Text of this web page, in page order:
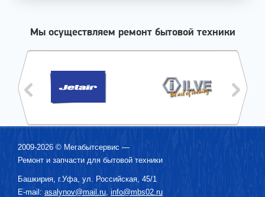
Мы осуществляем ремонт бытовой техники
2009-2026 © Мегабытсервис —
Ремонт и запчасти для бытовой техники
Башкирия, г.Уфа, ул. Российская, 45/1
E-mail: asalynov@mail.ru, info@mbs02.ru